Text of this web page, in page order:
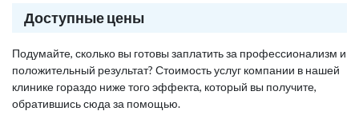
Доступные цены
Подумайте, сколько вы готовы заплатить за профессионализм и
положительный результат? Стоимость услуг компании в нашей
клинике гораздо ниже того эффекта, который вы получите,
обратившись сюда за помощью.